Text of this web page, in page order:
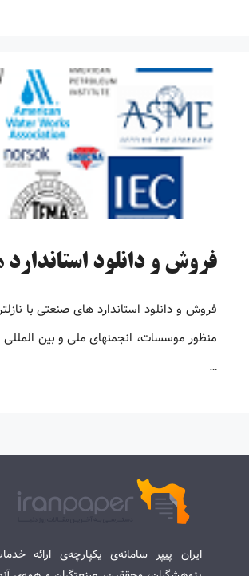
فروش و دانلود
فروش و دانلود استاندارد های صنعتی با
منظور موسسات، انجمنهای ملی و بین المللی
…
ایران پیپر سامانه‌ی یکپارچه‌ی ارائه